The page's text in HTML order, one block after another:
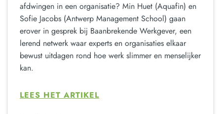
afdwingen in een organisatie? Min Huet (Aquafin) en
Sofie Jacobs (Antwerp Management School) gaan
erover in gesprek bij Baanbrekende Werkgever, een
lerend netwerk waar experts en organisaties elkaar
bewust uitdagen rond hoe werk slimmer en menselijker
kan.
LEES HET ARTIKEL